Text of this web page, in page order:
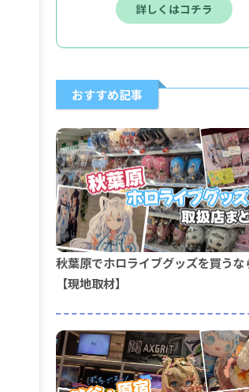
詳しくはコチラ
おすすめ記事
秋葉原でホロライブグッズを買うな
【現地取材】